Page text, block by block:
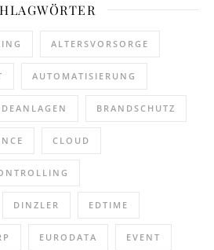
ALTERSVORSORGE
AUTOMATISIERUNG
BRANDSCHUTZ
CLOUD
DINZLER EDTIME
EURODATA EVENT